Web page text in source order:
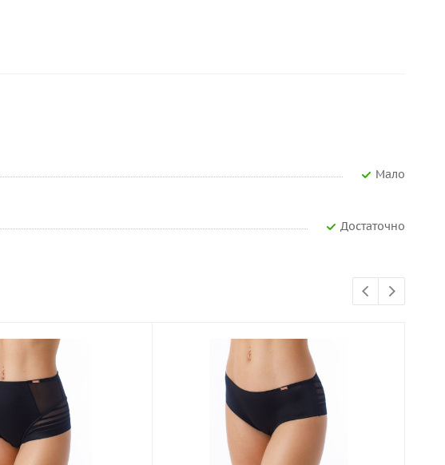
Мало
Достаточно